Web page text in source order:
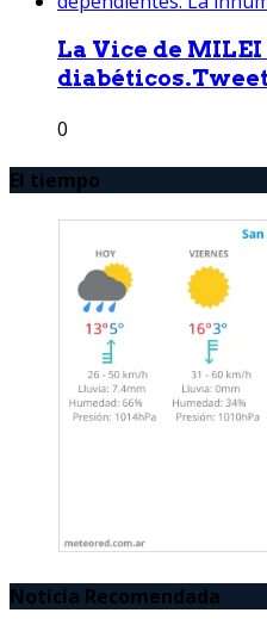
La Vice de
0
El tiempo
Noticia Recomendada